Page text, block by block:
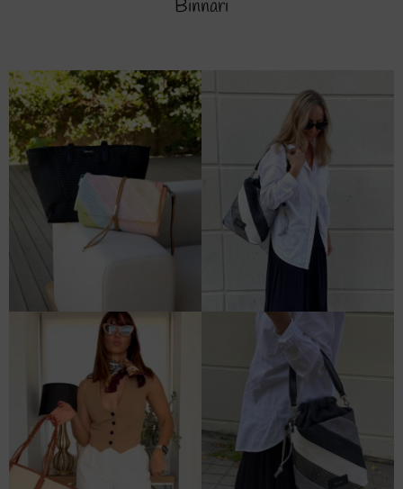
Binnari